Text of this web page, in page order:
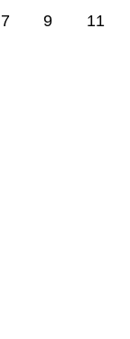
7 9 11